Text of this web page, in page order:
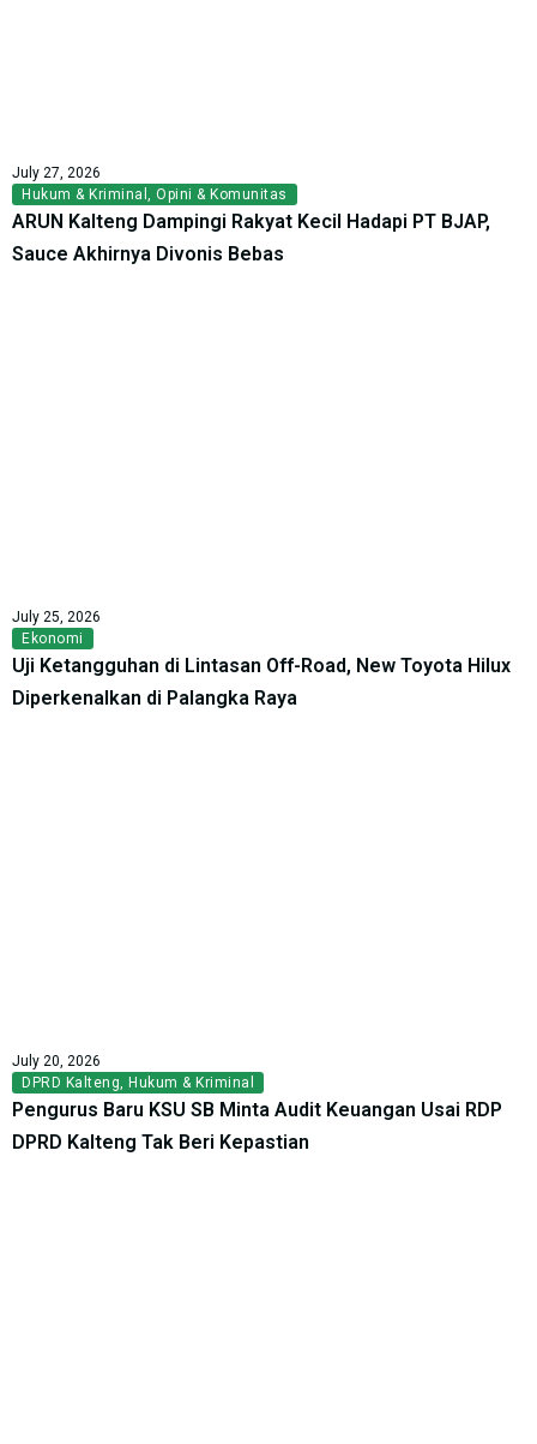
July 27, 2026
Hukum & Kriminal , Opini & Komunitas
ARUN Kalteng Dampingi Rakyat Kecil Hadapi PT BJAP,
Sauce Akhirnya Divonis Bebas
July 25, 2026
Ekonomi
Uji Ketangguhan di Lintasan Off-Road, New Toyota Hilux
Diperkenalkan di Palangka Raya
July 20, 2026
DPRD Kalteng, Hukum & Kriminal
Pengurus Baru KSU SB Minta Audit Keuangan Usai RDP
DPRD Kalteng Tak Beri Kepastian